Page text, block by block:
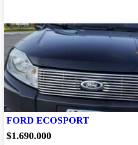
FORD ECOSPORT
$1.690.000